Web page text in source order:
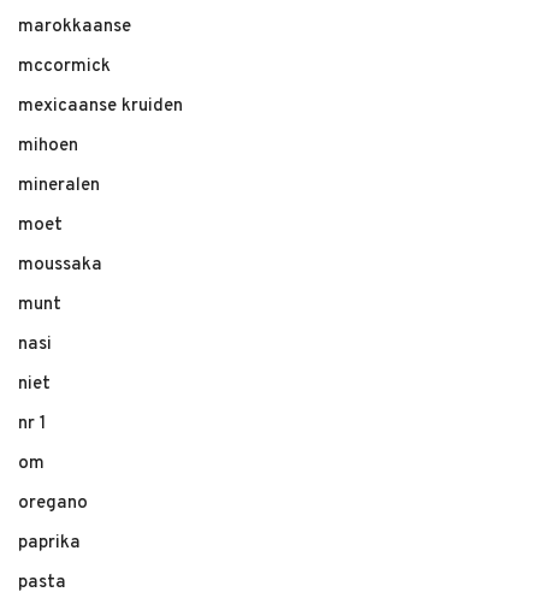
marokkaanse
mccormick
mexicaanse kruiden
mihoen
mineralen
moet
moussaka
munt
nasi
niet
nr 1
om
oregano
paprika
pasta